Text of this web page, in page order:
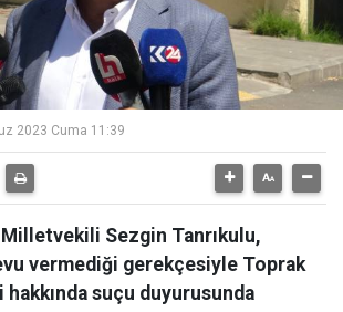
2023 Cuma 11:39
Milletvekili Sezgin Tanrıkulu,
vermediği gerekçesiyle Toprak
suçu duyurusunda